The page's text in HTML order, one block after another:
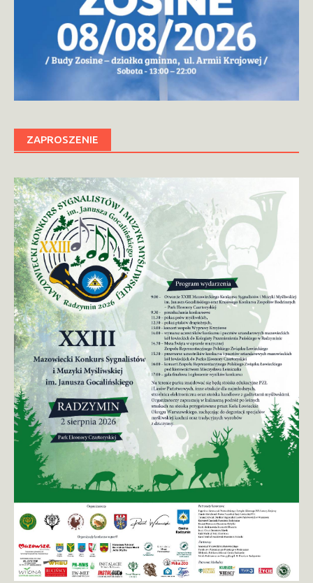
ZAPROSZENIE